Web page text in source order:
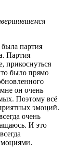
партия
Партия
прикоснуться
было прямо
он очень
Поэтому всё
эмоций.
очень
И это